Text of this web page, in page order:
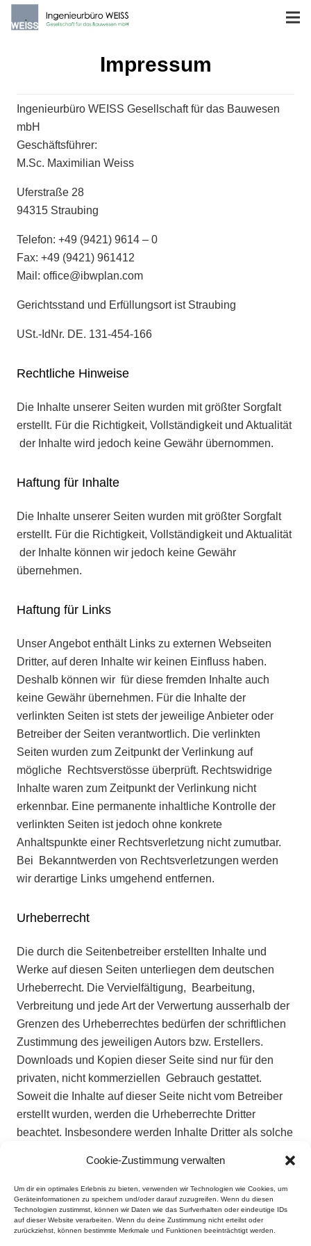
Cookie-Zustimmung verwalten
Um dir ein optimales Erlebnis zu bieten, verwenden wir Technologien wie Cookies, um
Geräteinformationen zu speichern und/oder darauf zuzugreifen. Wenn du diesen
Technologien zustimmst, können wir Daten wie das Surfverhalten oder eindeutige IDs
auf dieser Website verarbeiten. Wenn du deine Zustimmung nicht erteilst oder
zurückziehst, können bestimmte Merkmale und Funktionen beeinträchtigt werden.
Impressum
Ingenieurbüro WEISS Gesellschaft für das Bauwesen
mbH
Geschäftsführer:
M.Sc. Maximilian Weiss
Uferstraße 28
94315 Straubing
Telefon: +49 (9421) 9614 – 0
Fax: +49 (9421) 961412
Mail: office@ibwplan.com
Gerichtsstand und Erfüllungsort ist Straubing
USt.-IdNr. DE. 131-454-166
Rechtliche Hinweise
Die Inhalte unserer Seiten wurden mit größter Sorgfalt
erstellt. Für die Richtigkeit, Vollständigkeit und Aktualität
der Inhalte wird jedoch keine Gewähr übernommen.
Haftung für Inhalte
Die Inhalte unserer Seiten wurden mit größter Sorgfalt
erstellt. Für die Richtigkeit, Vollständigkeit und Aktualität
der Inhalte können wir jedoch keine Gewähr
übernehmen.
Haftung für Links
Unser Angebot enthält Links zu externen Webseiten
Dritter, auf deren Inhalte wir keinen Einfluss haben.
Deshalb können wir für diese fremden Inhalte auch
keine Gewähr übernehmen. Für die Inhalte der
verlinkten Seiten ist stets der jeweilige Anbieter oder
Betreiber der Seiten verantwortlich. Die verlinkten
Seiten wurden zum Zeitpunkt der Verlinkung auf
mögliche Rechtsverstösse überprüft. Rechtswidrige
Inhalte waren zum Zeitpunkt der Verlinkung nicht
erkennbar. Eine permanente inhaltliche Kontrolle der
verlinkten Seiten ist jedoch ohne konkrete
Anhaltspunkte einer Rechtsverletzung nicht zumutbar.
Bei Bekanntwerden von Rechtsverletzungen werden
wir derartige Links umgehend entfernen.
Urheberrecht
Die durch die Seitenbetreiber erstellten Inhalte und
Werke auf diesen Seiten unterliegen dem deutschen
Urheberrecht. Die Vervielfältigung, Bearbeitung,
Verbreitung und jede Art der Verwertung ausserhalb der
Grenzen des Urheberrechtes bedürfen der schriftlichen
Zustimmung des jeweiligen Autors bzw. Erstellers.
Downloads und Kopien dieser Seite sind nur für den
privaten, nicht kommerziellen Gebrauch gestattet.
Soweit die Inhalte auf dieser Seite nicht vom Betreiber
erstellt wurden, werden die Urheberrechte Dritter
beachtet. Insbesondere werden Inhalte Dritter als solche
Urheberrechtsverletzung aufmerksam werden, bitten wir
um einen entsprechenden Hinweis. Bei Bekanntwerden
von Rechtsverletzungen werden wir derartige Inhalte
umgehend entfernen.